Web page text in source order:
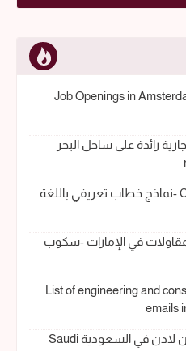
Job Openings in
رائدة على ساحل البحر
نماذج Cover Letter -نماذج خطاب تعريفي باللغة
في الإمارات -سكوب
List of engineering and
emails
وظائف مجموعة بن لادن في السعودية Saudi